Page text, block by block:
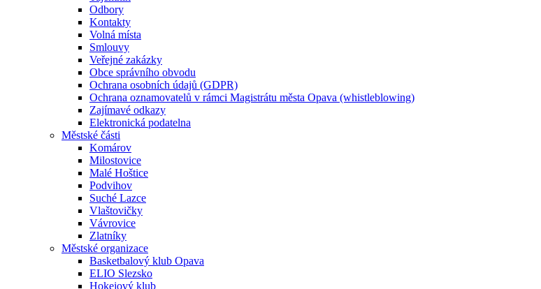
Odbory
Kontakty
Volná místa
Smlouvy
Veřejné zakázky
Obce správního obvodu
Ochrana osobních údajů (GDPR)
Ochrana oznamovatelů v rámci Magistrátu města Opava (whistleblowing)
Zajímavé odkazy
Elektronická podatelna
Městské části
Komárov
Milostovice
Malé Hoštice
Podvihov
Suché Lazce
Vlaštovičky
Vávrovice
Zlatníky
Městské organizace
Basketbalový klub Opava
ELIO Slezsko
Hokejový klub